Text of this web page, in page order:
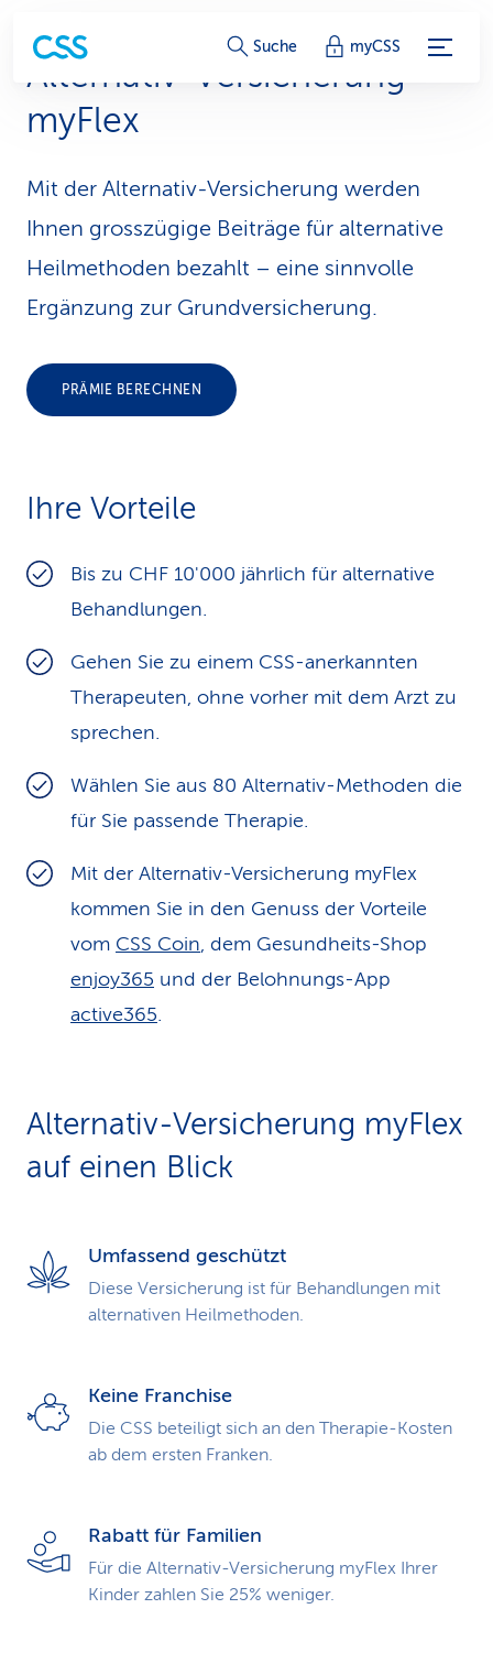
S
e
v
i
c
e
L
s
Suche myCSS
Alternativ-Ver­siche­rung
myFlex
Mit der Alternativ-Versicherung werden
Ihnen grosszügige Beiträge für alternative
Heilmethoden bezahlt – eine sinnvolle
Ergänzung zur Grundversicherung.
PRÄMIE BERECHNEN
Ihre Vorteile
Bis zu CHF 10'000 jährlich für alternative
Behandlungen.
Gehen Sie zu einem CSS-anerkannten
Therapeuten, ohne vorher mit dem Arzt zu
sprechen.
Wählen Sie aus 80 Alternativ-Methoden die
für Sie passende Therapie.
Mit der Alternativ-Versicherung myFlex
kommen Sie in den Genuss der Vorteile
vom CSS Coin, dem Gesundheits-Shop
enjoy365 und der Belohnungs-App
active365.
Alternativ-Versicherung myFlex
auf einen Blick
Umfassend geschützt
Diese Versicherung ist für Behandlungen mit
alternativen Heilmethoden.
Keine Franchise
Die CSS beteiligt sich an den Therapie-Kosten
ab dem ersten Franken.
Rabatt für Familien
Für die Alter­nativ­-Ver­siche­rung myFlex Ihrer
Kinder zahlen Sie 25% weniger.